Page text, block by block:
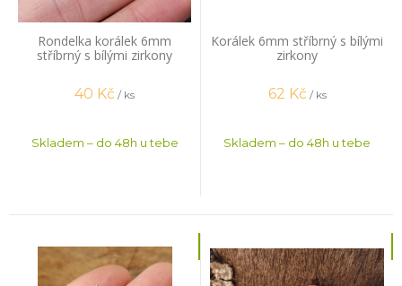
Rondelka korálek 6mm
stříbrný s bílými zirkony
40 Kč / ks
Skladem – do 48h u tebe
Korálek 6mm stříbrný s bílými
zirkony
62 Kč / ks
Skladem – do 48h u tebe